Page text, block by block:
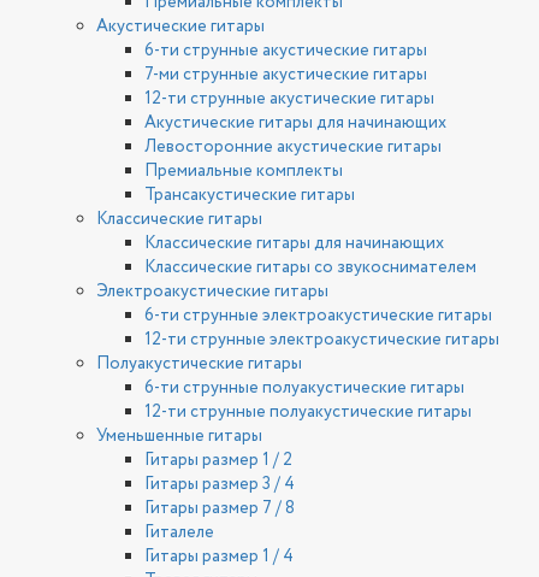
Акустические гитары
6-ти струнные акустические гитары
7-ми струнные акустические гитары
12-ти струнные акустические гитары
Акустические гитары для начинающих
Левосторонние акустические гитары
Премиальные комплекты
Трансакустические гитары
Классические гитары
Классические гитары для начинающих
Классические гитары со звукоснимателем
Электроакустические гитары
6-ти струнные электроакустические гитары
12-ти струнные электроакустические гитары
Полуакустические гитары
6-ти струнные полуакустические гитары
12-ти струнные полуакустические гитары
Уменьшенные гитары
Гитары размер 1 / 2
Гитары размер 3 / 4
Гитары размер 7 / 8
Гиталеле
Гитары размер 1 / 4